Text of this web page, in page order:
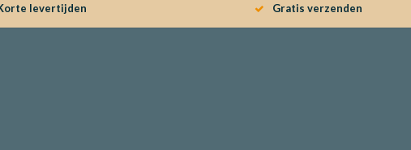
levertijden Gratis verzenden